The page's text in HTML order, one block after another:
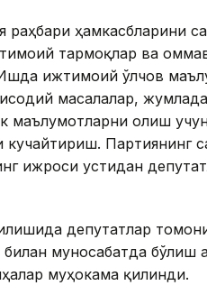
ҳамкасбларини
тармоқлар ва
ижтимоий ўлчов
масалалар,
маълумотларни олиш
кучайтириш. Партиянинг
ижроси устидан
депутатлар
муносабатда бўлиш
муҳокама қилинди.